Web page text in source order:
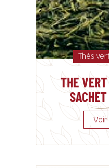
Thés
THE